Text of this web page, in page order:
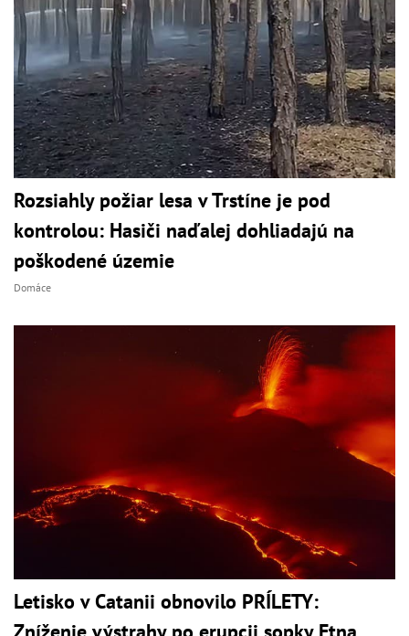
Rozsiahly požiar lesa v Trstíne je pod
kontrolou: Hasiči naďalej dohliadajú na
poškodené územie
Domáce
Letisko v Catanii obnovilo PRÍLETY: